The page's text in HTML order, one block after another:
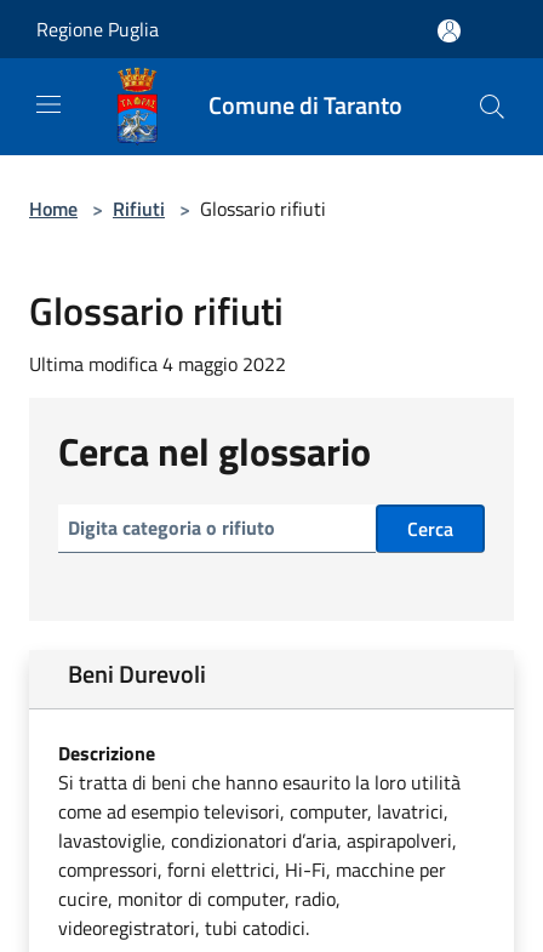
Regione Puglia
Comune di Taranto
Home > Rifiuti > Glossario rifiuti
Glossario rifiuti
Ultima modifica 4 maggio 2022
Cerca nel glossario
Cerca
Beni Durevoli
Descrizione
Si tratta di beni che hanno esaurito la loro utilità
come ad esempio televisori, computer, lavatrici,
lavastoviglie, condizionatori d’aria, aspirapolveri,
compressori, forni elettrici, Hi-Fi, macchine per
cucire, monitor di computer, radio,
videoregistratori, tubi catodici.